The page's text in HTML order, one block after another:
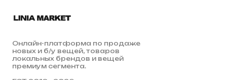
Онлайн-платформа по продаже
новых и б/у вещей, товаров
локальных брендов и вещей
премиум сегмента.